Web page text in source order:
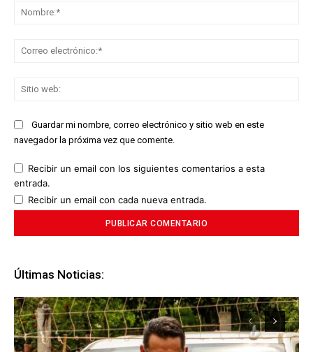
Guardar mi nombre, correo electrónico y sitio web en este
navegador la próxima vez que comente.
Recibir un email con los siguientes comentarios a esta
entrada.
Recibir un email con cada nueva entrada.
Últimas Noticias: